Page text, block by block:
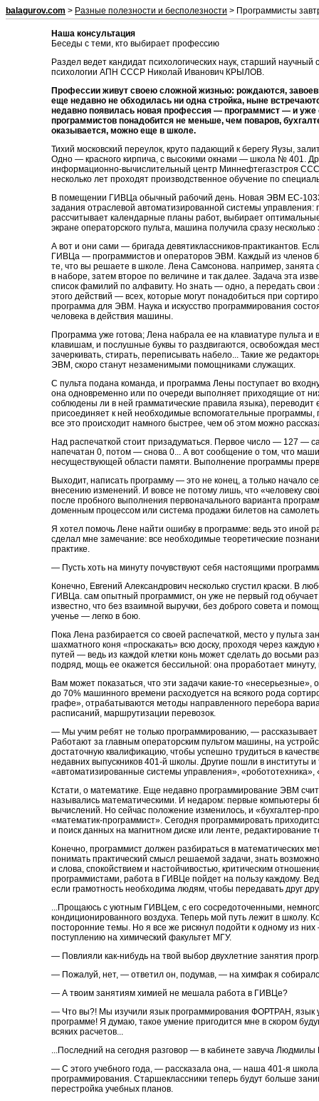
balagurov.com > Разные полезности и бесполезности > Программисты
Наша консультация
Беседы с теми, кто выбирает профессию
Раздел ведет кандидат психологических наук, старший
психологии АПН СССР Николай Иванович КРЫЛОВ.
Профессии живут своею сложной жизнью: рождаются,
еще недавно не обходилась ни одна стройка, ныне
недавно появилась новая профессия — программист — и
программистов понадобится не меньше, чем поваров,
оказывается, можно еще в школе.
Тихий московский переулок, круто падающий к берегу Яузы,
Одно — красного кирпича, с высокими окнами — школа № 401.
информационно-вычислительный центр Миннефтегазстроя
несколько лет проходят производственное обучение по
В помещении ГИВЦа обычный рабочий день. Новая ЭВМ ЕС-
задания отраслевой автоматизированной системы управления:
рассчитывает календарные планы работ, выбирает
экране операторского пульта, машина получила сразу
А вот и они сами — бригада девятиклассников-практикантов.
ГИВЦа — программистов и операторов ЭВМ. Каждый из членов
те, что вы решаете в школе. Лена Самсонова. например,
в наборе, затем второе по величине и так далее. Задача эта
список фамилий по алфавиту. Но знать — одно, а передать
этого действий — всех, которые могут понадобиться при
программа для ЭВМ. Наука и искусство программирования
человека в действия машины.
Программа уже готова; Лена набрала ее на клавиатуре пульта
клавишам, и послушные буквы то раздвигаются, освобождая
зачеркивать, стирать, переписывать набело... Такие же
ЭВМ, скоро станут незаменимыми помощниками служащих.
С пульта подана команда, и программа Лены поступает во
она одновременно или по очереди выполняет приходящие от
соблюдены ли в ней грамматические правила языка),
присоединяет к ней необходимые вспомогательные программы,
все это происходит намного быстрее, чем об этом можно
Над распечаткой стоит призадуматься. Первое число — 127 —
напечатан 0, потом — снова 0... А вот сообщение о том, что
несуществующей области памяти. Выполнение программы
Выходит, написать программу — это не конец, а только начало
внесению изменений. И вовсе не потому лишь, что «человеку
после пробного выполнения первоначального варианта
доменным процессом или система продажи билетов на
Я хотел помочь Лене найти ошибку в программе: ведь это иной
сделал мне замечание: все необходимые теоретические
практике.
— Пусть хоть на минуту почувствуют себя настоящими
Конечно, Евгений Александрович несколько сгустил краски. В
ГИВЦа. сам опытный программист, он уже не первый год
известно, что без взаимной выручки, без доброго совета и
ученье — легко в бою.
Пока Лена разбирается со своей распечаткой, место у пульта
шахматного коня «проскакать» всю доску, проходя через
путей — ведь из каждой клетки конь может сделать до восьми
подряд, мощь ее окажется бессильной: она проработает
Вам может показаться, что эти задачи какие-то
до 70% машинного времени расходуется на всякого рода
графе», отрабатываются методы направленного перебора
расписаний, маршрутизации перевозок.
— Мы учим ребят не только программированию, —
Работают за главным операторским пультом машины, на
достаточную квалификацию, чтобы успешно трудиться в
недавних выпускников 401-й школы. Другие пошли в
«автоматизированные системы управления», «робототехника»,
Кстати, о математике. Еще недавно программирование ЭВМ
назывались математическими. И недаром: первые компьютеры
вычислений. Но сейчас положение изменилось, и «бухгалтер-
«математик-программист». Сегодня программировать
и поиск данных на магнитном диске или ленте, редактирование
Конечно, программист должен разбираться в математических
понимать практический смысл решаемой задачи, знать
и слова, спокойствием и настойчивостью, критическим
программистами, работа в ГИВЦе пойдет на пользу каждому.
если грамотность необходима людям, чтобы передавать друг
...Прощаюсь с уютным ГИВЦем, с его сосредоточенными,
кондиционированного воздуха. Теперь мой путь лежит в школу.
посторонние темы. Но я все же рискнул подойти к одному из
поступлению на химический факультет МГУ.
— Повлияли как-нибудь на твой выбор двухлетние занятия
— Пожалуй, нет, — ответил он, подумав, — на химфак я
— А твоим занятиям химией не мешала работа в ГИВЦе?
— Что вы?! Мы изучили язык программирования ФОРТРАН, язык
программе! Я думаю, такое умение пригодится мне в скором
всяких расчетов...
...Последний на сегодня разговор — в кабинете завуча Людмилы
— С этого учебного года, — рассказала она, — наша 401-я
программирования. Старшеклассники теперь будут больше
перестройка учебных планов.